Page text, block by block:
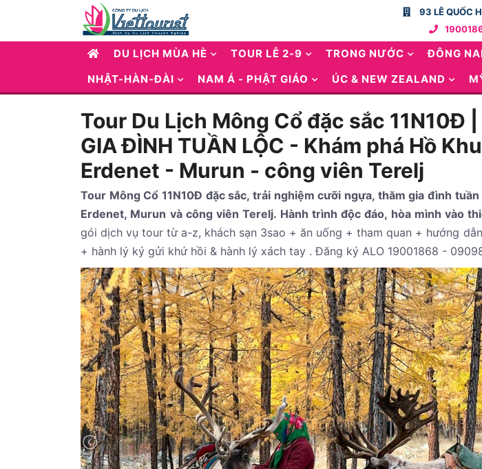
93 LÊ QUỐC
DU LỊCH MÙA HÈ TOUR LỄ 2-9 TRONG NƯỚC ĐÔNG
NHẬT-HÀN-ĐÀI
NAM Á - PHẬT GIÁO ÚC & NEW ZEALAND
Tour Du Lịch Mông Cổ đặc sắc 11N10Đ
GIA ĐÌNH TUẦN LỘC - Khám phá Hồ
Erdenet - Murun - công viên Terelj
Tour Mông Cổ 11N10Đ đặc sắc, trải nghiệm cưỡi ngựa, thăm gia đình
Erdenet, Murun và công viên Terelj. Hành trình độc đáo, hòa mình vào
gói dịch vụ tour từ a-z, khách sạn 3sao + ăn uống + tham quan + hướng
+ hành lý ký gửi khứ hồi & hành lý xách tay . Đăng ký ALO 19001868 -